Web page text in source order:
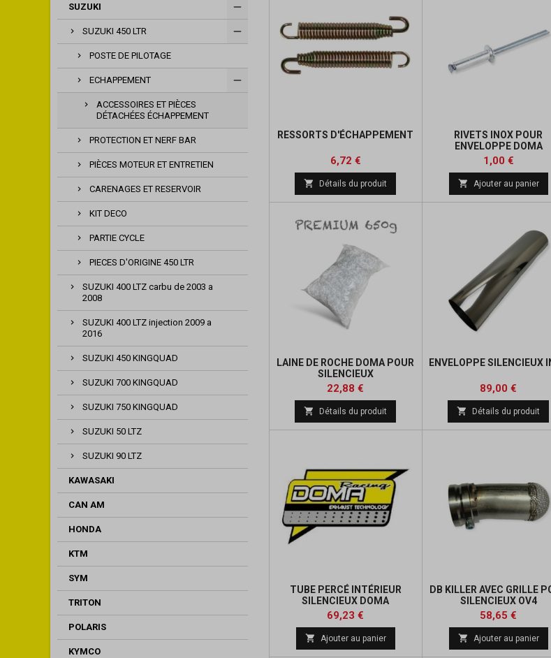
SUZUKI
SUZUKI 450 LTR
POSTE DE PILOTAGE
ECHAPPEMENT
ACCESSOIRES ET PIÈCES
DÉTACHÉES ÉCHAPPEMENT
PROTECTION ET NERF BAR
PIÈCES MOTEUR ET ENTRETIEN
CARENAGES ET RESERVOIR
KIT DECO
PARTIE CYCLE
PIECES D'ORIGINE 450 LTR
SUZUKI 400 LTZ carbu de 2003 a
2008
SUZUKI 400 LTZ injection 2009 a
2016
SUZUKI 450 KINGQUAD
SUZUKI 700 KINGQUAD
SUZUKI 750 KINGQUAD
SUZUKI 50 LTZ
SUZUKI 90 LTZ
KAWASAKI
CAN AM
HONDA
KTM
SYM
TRITON
POLARIS
KYMCO
RESSORTS D'ÉCHAPPEMENT
Prix
6,72 €Prix
base
 Détails du produit
RIVETS INOX POUR
ENVELOPPE DOMA
Prix
1,00 €
 Ajouter au panier
LAINE DE ROCHE DOMA POUR
SILENCIEUX
Prix
22,88 €
base
 Détails du produit
ENVELOPPE SILENCIEUX
Prix
89,00 €
 Détails du produit
TUBE PERCÉ INTÉRIEUR
SILENCIEUX DOMA
Prix
69,23 €
 Ajouter au panier
DB KILLER AVEC GRILLE
SILENCIEUX OV4
ALUMINIUM/CARBONE
Prix
58,65 €
base
 Ajouter au panier